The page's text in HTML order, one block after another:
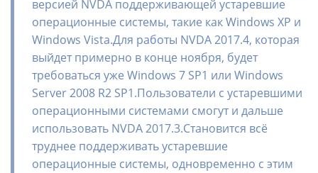
версией NVDA поддерживающей устаревшие
операционные системы, такие как Windows XP и
Windows Vista.Для работы NVDA 2017.4, которая
выйдет примерно в конце ноября, будет
требоваться уже Windows 7 SP1 или Windows
Server 2008 R2 SP1.Пользователи с устаревшими
операционными системами смогут и дальше
использовать NVDA 2017.3.Становится всё
труднее поддерживать устаревшие
операционные системы, одновременно с этим